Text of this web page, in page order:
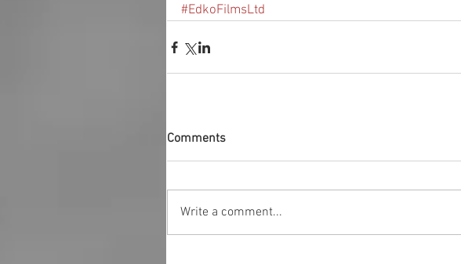
#EdkoFilmsLtd
Comments
Write a comment...